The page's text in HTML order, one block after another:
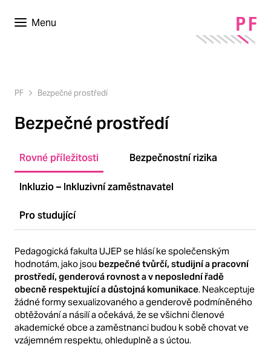
Menu
PF Bezpečné prostředí
Bezpečné prostředí
Rovné příležitosti Bezpečnostní rizika
Inkluzio – Inkluzivní zaměstnavatel
Pro studující
Pedagogická fakulta UJEP se hlásí ke společenským
hodnotám, jako jsou bezpečné tvůrčí, studijní a pracovní
prostředí, genderová rovnost a v neposlední řadě
obecně respektující a důstojná komunikace. Neakceptuje
žádné formy sexualizovaného a genderově podmíněného
obtěžování a násilí a očekává, že se všichni členové
akademické obce a zaměstnanci budou k sobě chovat ve
vzájemném respektu, ohleduplně a s úctou.